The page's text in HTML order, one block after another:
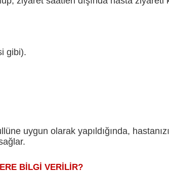
gibi).
uygun olarak yapıldığında,
VERİLİR?